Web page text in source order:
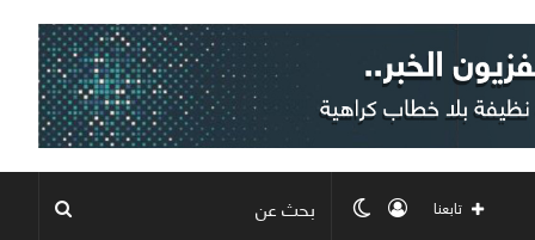
الوضع تسجيل تابعنا